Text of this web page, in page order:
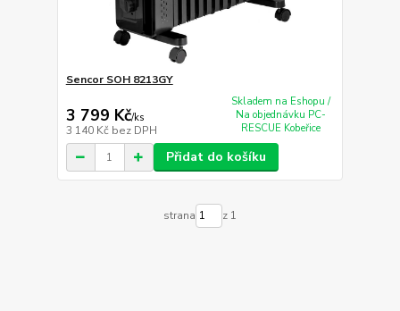
Sencor SOH 8213GY
3 799 Kč/ks
3 140 Kč bez DPH
Skladem na Eshopu /
Na objednávku PC-
RESCUE Kobeřice
Přidat do košíku
strana z 1